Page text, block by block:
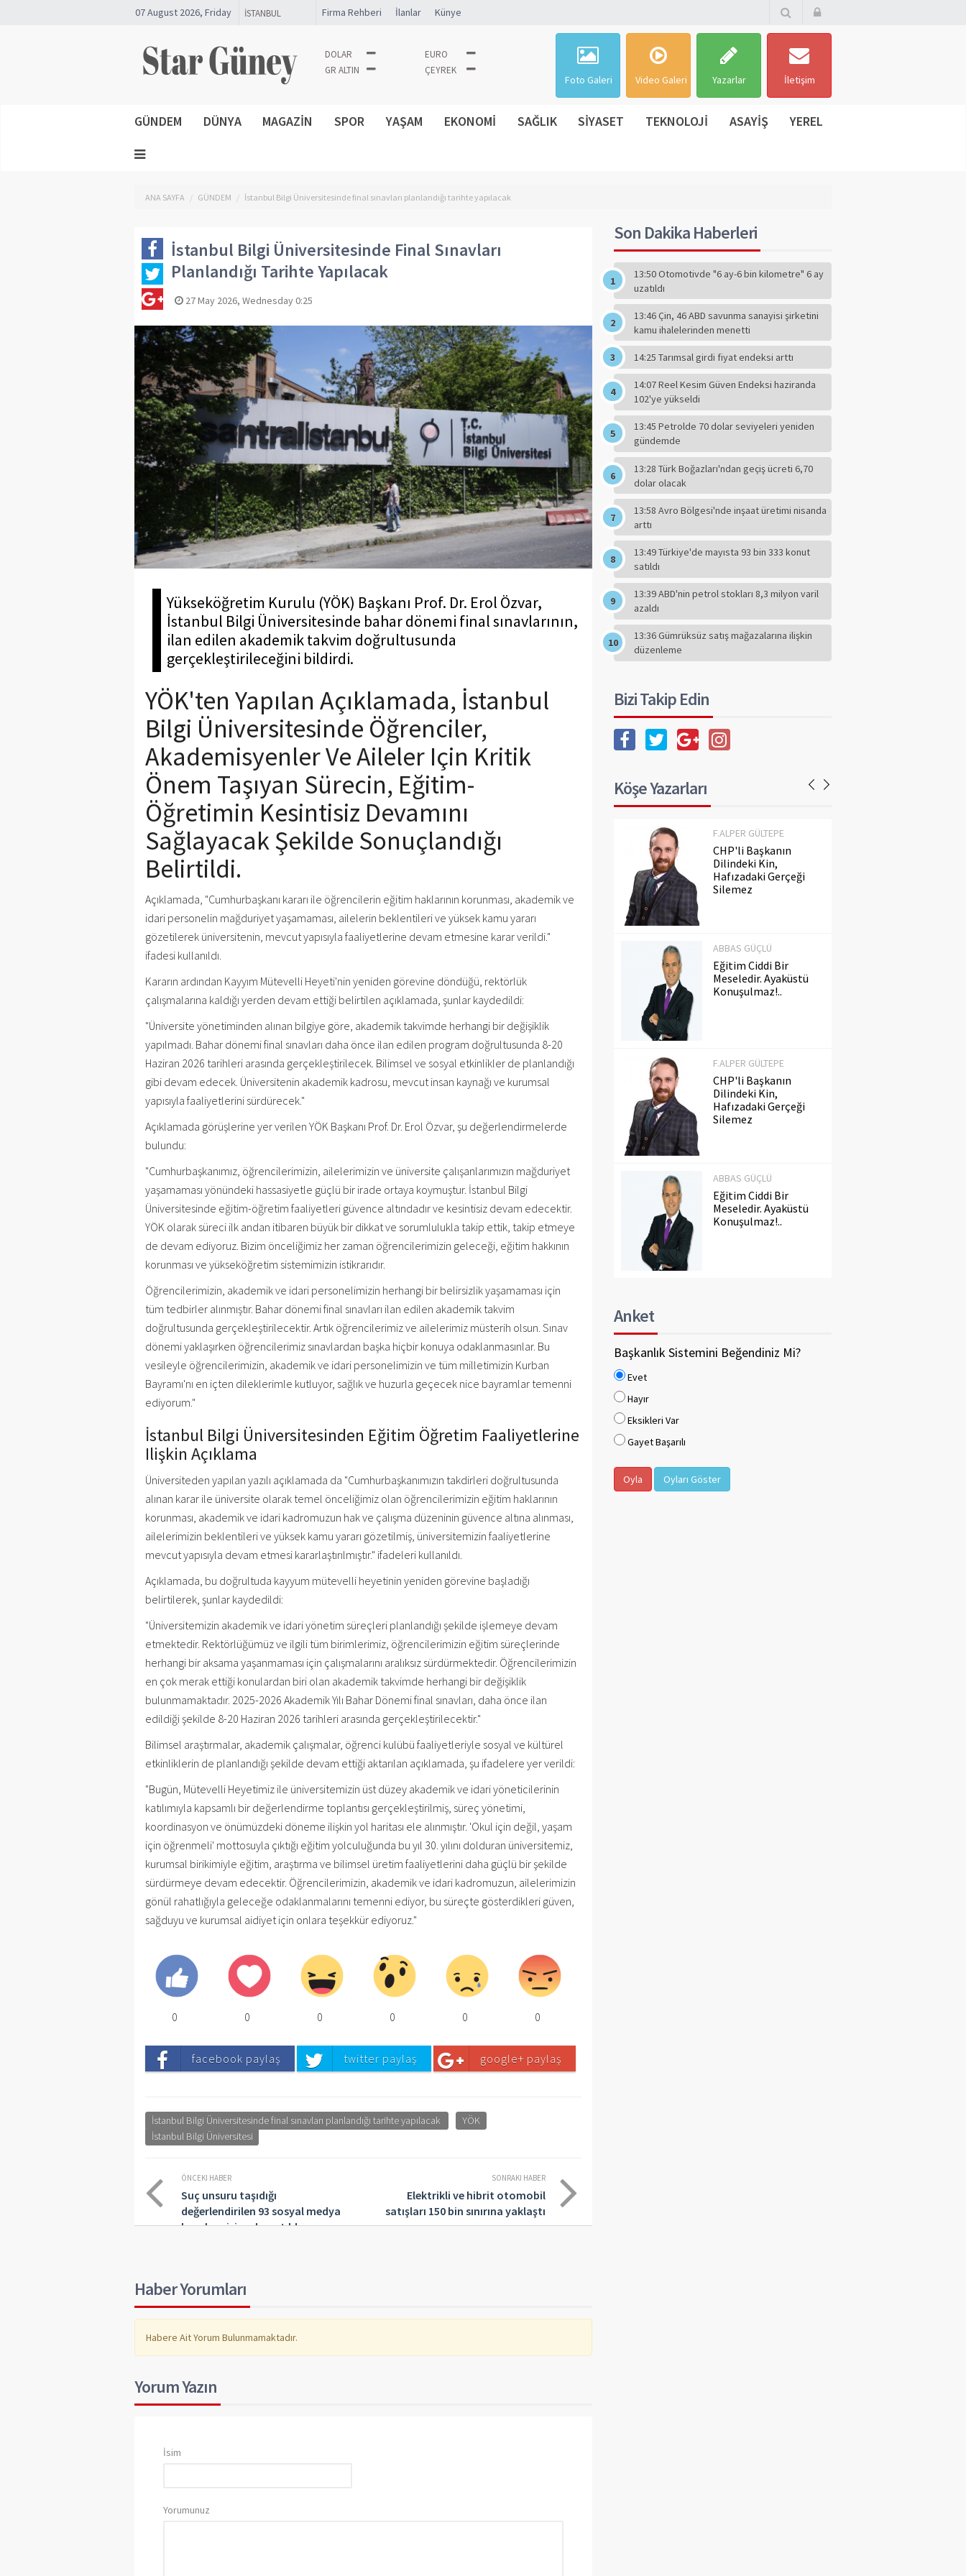
07 August 2026, Friday Firma Rehberi İlanlar Künye
DOLAR
EURO
GR ALTIN
ÇEYREK
Foto Galeri Video Galeri Yazarlar İletişim
GÜNDEM DÜNYA MAGAZİN SPOR YAŞAM EKONOMİ SAĞLIK SİYASET TEKNOLOJİ ASAYİŞ YEREL
ANA SAYFA GÜNDEM İstanbul Bilgi Üniversitesinde final sınavları planlandığı tarihte yapılacak
İstanbul Bilgi Üniversitesinde Final Sınavları
Planlandığı Tarihte Yapılacak
27 May 2026, Wednesday 0:25
Yükseköğretim Kurulu (YÖK) Başkanı Prof. Dr. Erol Özvar,
İstanbul Bilgi Üniversitesinde bahar dönemi final sınavlarının,
ilan edilen akademik takvim doğrultusunda
gerçekleştirileceğini bildirdi.
YÖK'ten Yapılan Açıklamada, İstanbul
Bilgi Üniversitesinde Öğrenciler,
Akademisyenler Ve Aileler Için Kritik
Önem Taşıyan Sürecin, Eğitim-
Öğretimin Kesintisiz Devamını
Sağlayacak Şekilde Sonuçlandığı
Belirtildi.
Açıklamada, "Cumhurbaşkanı kararı ile öğrencilerin eğitim haklarının korunması, akademik ve
idari personelin mağduriyet yaşamaması, ailelerin beklentileri ve yüksek kamu yararı
gözetilerek üniversitenin, mevcut yapısıyla faaliyetlerine devam etmesine karar verildi."
ifadesi kullanıldı.
Kararın ardından Kayyım Mütevelli Heyeti'nin yeniden görevine döndüğü, rektörlük
çalışmalarına kaldığı yerden devam ettiği belirtilen açıklamada, şunlar kaydedildi:
"Üniversite yönetiminden alınan bilgiye göre, akademik takvimde herhangi bir değişiklik
yapılmadı. Bahar dönemi final sınavları daha önce ilan edilen program doğrultusunda 8-20
Haziran 2026 tarihleri arasında gerçekleştirilecek. Bilimsel ve sosyal etkinlikler de planlandığı
gibi devam edecek. Üniversitenin akademik kadrosu, mevcut insan kaynağı ve kurumsal
yapısıyla faaliyetlerini sürdürecek."
Açıklamada görüşlerine yer verilen YÖK Başkanı Prof. Dr. Erol Özvar, şu değerlendirmelerde
bulundu:
"Cumhurbaşkanımız, öğrencilerimizin, ailelerimizin ve üniversite çalışanlarımızın mağduriyet
yaşamaması yönündeki hassasiyetle güçlü bir irade ortaya koymuştur. İstanbul Bilgi
Üniversitesinde eğitim-öğretim faaliyetleri güvence altındadır ve kesintisiz devam edecektir.
YÖK olarak süreci ilk andan itibaren büyük bir dikkat ve sorumlulukla takip ettik, takip etmeye
de devam ediyoruz. Bizim önceliğimiz her zaman öğrencilerimizin geleceği, eğitim hakkının
korunması ve yükseköğretim sistemimizin istikrarıdır.
Öğrencilerimizin, akademik ve idari personelimizin herhangi bir belirsizlik yaşamaması için
tüm tedbirler alınmıştır. Bahar dönemi final sınavları ilan edilen akademik takvim
doğrultusunda gerçekleştirilecektir. Artık öğrencilerimiz ve ailelerimiz müsterih olsun. Sınav
dönemi yaklaşırken öğrencilerimiz sınavlardan başka hiçbir konuya odaklanmasınlar. Bu
vesileyle öğrencilerimizin, akademik ve idari personelimizin ve tüm milletimizin Kurban
Bayramı'nı en içten dileklerimle kutluyor, sağlık ve huzurla geçecek nice bayramlar temenni
ediyorum."
İstanbul Bilgi Üniversitesinden Eğitim Öğretim Faaliyetlerine
Ilişkin Açıklama
Üniversiteden yapılan yazılı açıklamada da "Cumhurbaşkanımızın takdirleri doğrultusunda
alınan karar ile üniversite olarak temel önceliğimiz olan öğrencilerimizin eğitim haklarının
korunması, akademik ve idari kadromuzun hak ve çalışma düzeninin güvence altına alınması,
ailelerimizin beklentileri ve yüksek kamu yararı gözetilmiş, üniversitemizin faaliyetlerine
mevcut yapısıyla devam etmesi kararlaştırılmıştır." ifadeleri kullanıldı.
Açıklamada, bu doğrultuda kayyum mütevelli heyetinin yeniden görevine başladığı
belirtilerek, şunlar kaydedildi:
"Üniversitemizin akademik ve idari yönetim süreçleri planlandığı şekilde işlemeye devam
etmektedir. Rektörlüğümüz ve ilgili tüm birimlerimiz, öğrencilerimizin eğitim süreçlerinde
herhangi bir aksama yaşanmaması için çalışmalarını aralıksız sürdürmektedir. Öğrencilerimizin
en çok merak ettiği konulardan biri olan akademik takvimde herhangi bir değişiklik
bulunmamaktadır. 2025-2026 Akademik Yılı Bahar Dönemi final sınavları, daha önce ilan
edildiği şekilde 8-20 Haziran 2026 tarihleri arasında gerçekleştirilecektir."
Bilimsel araştırmalar, akademik çalışmalar, öğrenci kulübü faaliyetleriyle sosyal ve kültürel
etkinliklerin de planlandığı şekilde devam ettiği aktarılan açıklamada, şu ifadelere yer verildi:
"Bugün, Mütevelli Heyetimiz ile üniversitemizin üst düzey akademik ve idari yöneticilerinin
katılımıyla kapsamlı bir değerlendirme toplantısı gerçekleştirilmiş, süreç yönetimi,
koordinasyon ve önümüzdeki döneme ilişkin yol haritası ele alınmıştır. 'Okul için değil, yaşam
için öğrenmeli' mottosuyla çıktığı eğitim yolculuğunda bu yıl 30. yılını dolduran üniversitemiz,
kurumsal birikimiyle eğitim, araştırma ve bilimsel üretim faaliyetlerini daha güçlü bir şekilde
sürdürmeye devam edecektir. Öğrencilerimizin, akademik ve idari kadromuzun, ailelerimizin
gönül rahatlığıyla geleceğe odaklanmalarını temenni ediyor, bu süreçte gösterdikleri güven,
sağduyu ve kurumsal aidiyet için onlara teşekkür ediyoruz."
0 0 0 0 0 0
facebook paylaş twitter paylaş google+ paylaş
İstanbul Bilgi Üniversitesinde final sınavları planlandığı tarihte yapılacak
YÖK
İstanbul Bilgi Üniversitesi
ÖNCEKI HABER
Suç unsuru taşıdığı
değerlendirilen 93 sosyal medya
hesabı erişime kapatıldı
SONRAKI HABER
Elektrikli ve hibrit otomobil
satışları 150 bin sınırına yaklaştı
Haber Yorumları
Habere Ait Yorum Bulunmamaktadır.
Yorum Yazın
İsim
Yorumunuz
Son Dakika Haberleri
13:50 Otomotivde "6 ay-6 bin kilometre" 6 ay
uzatıldı
13:46 Çin, 46 ABD savunma sanayisi şirketini
kamu ihalelerinden menetti
14:25 Tarımsal girdi fiyat endeksi arttı
14:07 Reel Kesim Güven Endeksi haziranda
102'ye yükseldi
13:45 Petrolde 70 dolar seviyeleri yeniden
gündemde
13:28 Türk Boğazları'ndan geçiş ücreti 6,70
dolar olacak
13:58 Avro Bölgesi'nde inşaat üretimi nisanda
arttı
13:49 Türkiye'de mayısta 93 bin 333 konut
satıldı
13:39 ABD'nin petrol stokları 8,3 milyon varil
azaldı
13:36 Gümrüksüz satış mağazalarına ilişkin
düzenleme
Bizi Takip Edin
Köşe Yazarları
F.ALPER GÜLTEPE
CHP'li Başkanın
Dilindeki Kin,
Hafızadaki Gerçeği
Silemez
ABBAS GÜÇLÜ
Eğitim Ciddi Bir
Meseledir. Ayaküstü
F.ALPER GÜLTEPE
CHP'li Başkanın
Dilindeki Kin,
Hafızadaki Gerçeği
Silemez
ABBAS GÜÇLÜ
Eğitim Ciddi Bir
Meseledir. Ayaküstü
Konuşulmaz!..
F.ALPER GÜLTEPE
CHP'li Başkanın
Dilindeki Kin,
Hafızadaki Gerçeği
Silemez
ABBAS GÜÇLÜ
Eğitim Ciddi Bir
Meseledir. Ayaküstü
Konuşulmaz!..
Anket
Başkanlık Sistemini Beğendiniz Mi?
Evet
Hayır
Eksikleri Var
Gayet Başarılı
Oyla Oyları Göster